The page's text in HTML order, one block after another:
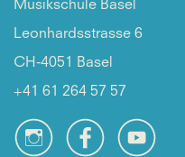
Musikschule Basel
Leonhardsstrasse 6
CH-4051 Basel
+41 61 264 57 57